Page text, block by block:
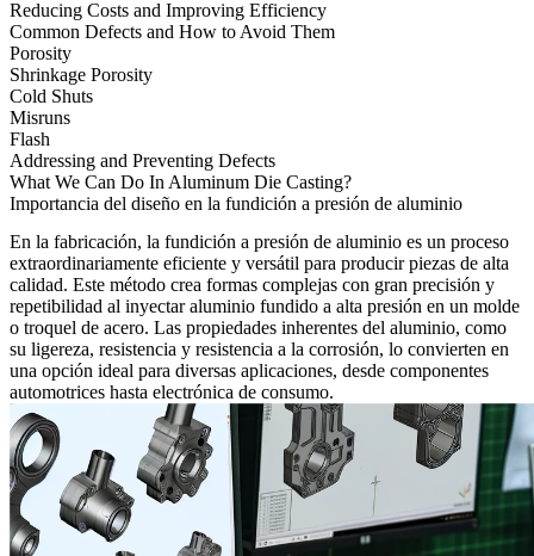
Reducing Costs and Improving Efficiency
Common Defects and How to Avoid Them
Porosity
Shrinkage Porosity
Cold Shuts
Misruns
Flash
Addressing and Preventing Defects
What We Can Do In Aluminum Die Casting?
Importancia del diseño en la fundición a presión de aluminio
En la fabricación, la fundición a presión de aluminio es un proceso
extraordinariamente eficiente y versátil para producir piezas de alta
calidad. Este método crea formas complejas con gran precisión y
repetibilidad al inyectar aluminio fundido a alta presión en un molde
o troquel de acero. Las propiedades inherentes del aluminio, como
su ligereza, resistencia y resistencia a la corrosión, lo convierten en
una opción ideal para diversas aplicaciones, desde componentes
automotrices hasta electrónica de consumo.